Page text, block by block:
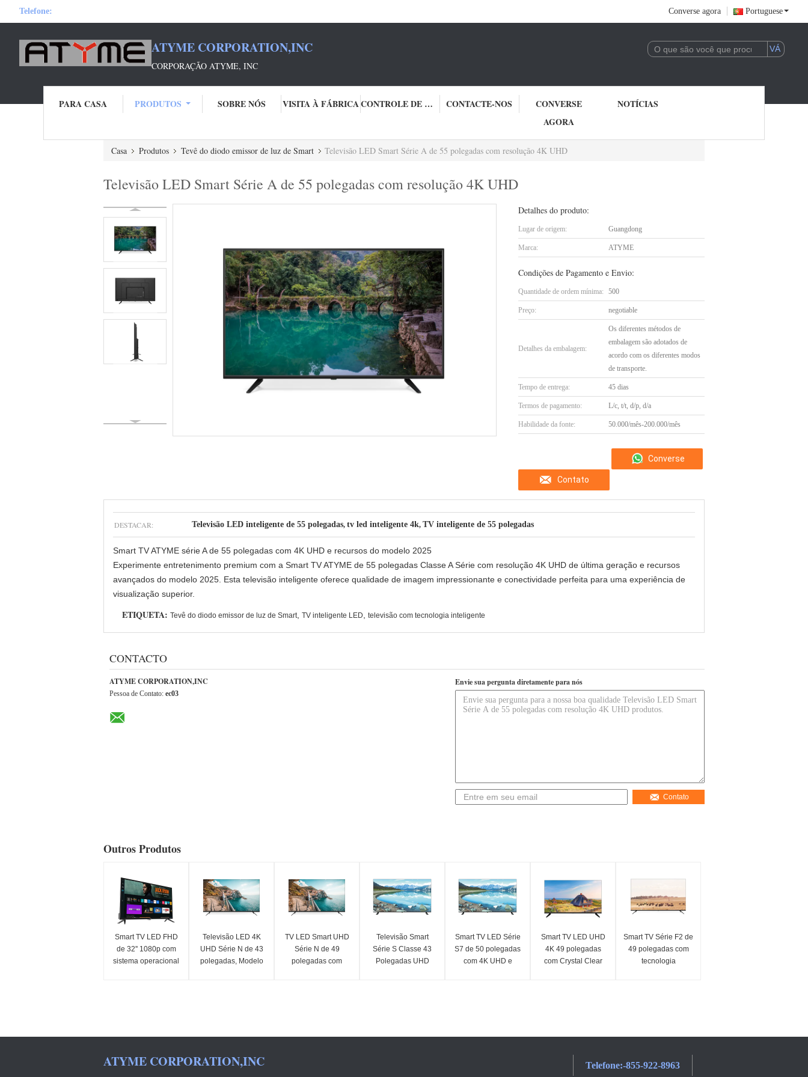
Telefone: Converse agora Portuguese
ATYME CORPORATION,INC
CORPORAÇÃO ATYME, INC
PARA CASA PRODUTOS SOBRE NÓS VISITA À FÁBRICA CONTROLE DE QUALIDADE CONTACTE-NOS
CONVERSE
AGORA
NOTÍCIAS
Casa Produtos Tevê do diodo emissor de luz de Smart Televisão LED Smart Série A de 55 polegadas com resolução 4K UHD
Televisão LED Smart Série A de 55 polegadas com resolução 4K UHD
Detalhes do produto:
Lugar de origem: Guangdong
Marca: ATYME
Condições de Pagamento e Envio:
Quantidade de ordem mínima: 500
Preço: negotiable
Detalhes da embalagem:
Os diferentes métodos de
embalagem são adotados de
acordo com os diferentes modos
de transporte.
Tempo de entrega: 45 dias
Termos de pagamento: L/c, t/t, d/p, d/a
Habilidade da fonte: 50.000/mês-200.000/mês
Contato
Converse
DESTACAR: Televisão LED inteligente de 55 polegadas, tv led inteligente 4k, TV inteligente de 55 polegadas
Smart TV ATYME série A de 55 polegadas com 4K UHD e recursos do modelo 2025
Experimente entretenimento premium com a Smart TV ATYME de 55 polegadas Classe A Série com resolução 4K UHD de última geração e recursos
avançados do modelo 2025. Esta televisão inteligente oferece qualidade de imagem impressionante e conectividade perfeita para uma experiência de
visualização superior.
ETIQUETA: Tevê do diodo emissor de luz de Smart TV inteligente LED televisão com tecnologia inteligente
CONTACTO
ATYME CORPORATION,INC
Pessoa de Contato: ec03
Envie sua pergunta diretamente para nós
Contato
Outros Produtos
Smart TV LED FHD
de 32'' 1080p com
sistema operacional
Televisão LED 4K
UHD Série N de 43
polegadas, Modelo
TV LED Smart UHD
Série N de 49
polegadas com
Televisão Smart
Série S Classe 43
Polegadas UHD
Smart TV LED Série
S7 de 50 polegadas
com 4K UHD e
Smart TV LED UHD
4K 49 polegadas
com Crystal Clear
Smart TV Série F2 de
49 polegadas com
tecnologia
ATYME CORPORATION,INC Telefone:-855-922-8963